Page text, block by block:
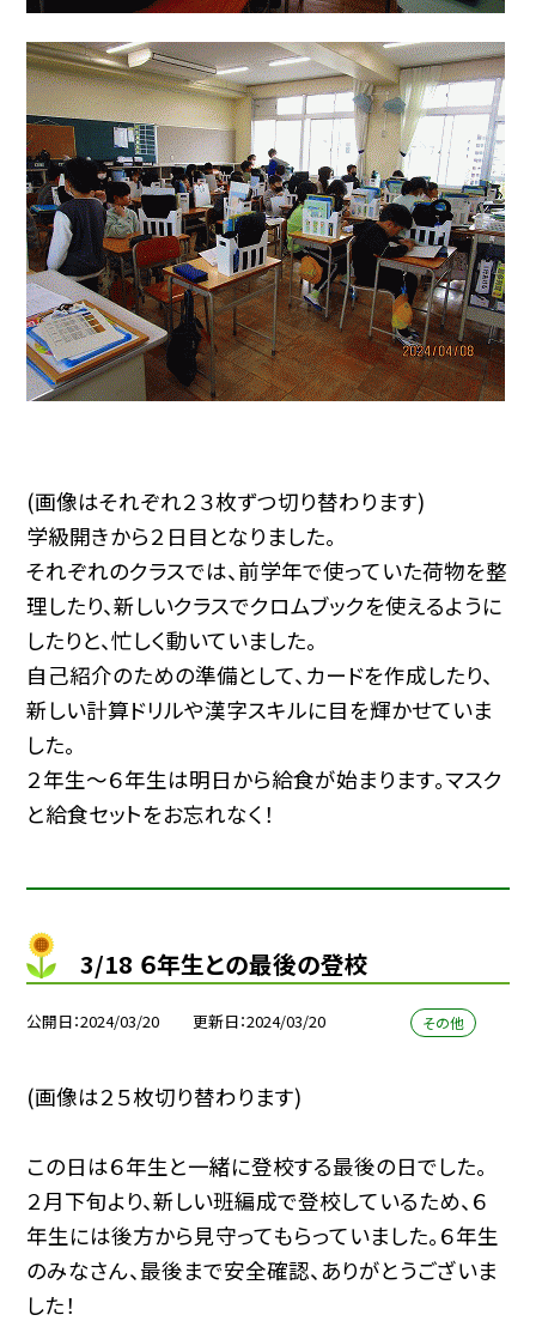
(画像はそれぞれ２３枚ずつ切り替わります)
学級開きから２日目となりました。
それぞれのクラスでは、前学年で使っていた荷物を整
理したり、新しいクラスでクロムブックを使えるように
したりと、忙しく動いていました。
自己紹介のための準備として、カードを作成したり、
新しい計算ドリルや漢字スキルに目を輝かせていま
した。
２年生～６年生は明日から給食が始まります。マスク
と給食セットをお忘れなく！
3/18 ６年生との最後の登校
公開日 2024/03/20 更新日 2024/03/20 その他
(画像は２５枚切り替わります)
この日は６年生と一緒に登校する最後の日でした。
２月下旬より、新しい班編成で登校しているため、６
年生には後方から見守ってもらっていました。６年生
のみなさん、最後まで安全確認、ありがとうございま
した！